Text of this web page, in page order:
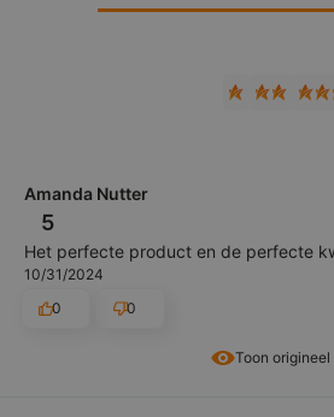
Toon origineel
Amanda Nutter
5
Het perfecte product en de perfecte
10/31/2024
0
0